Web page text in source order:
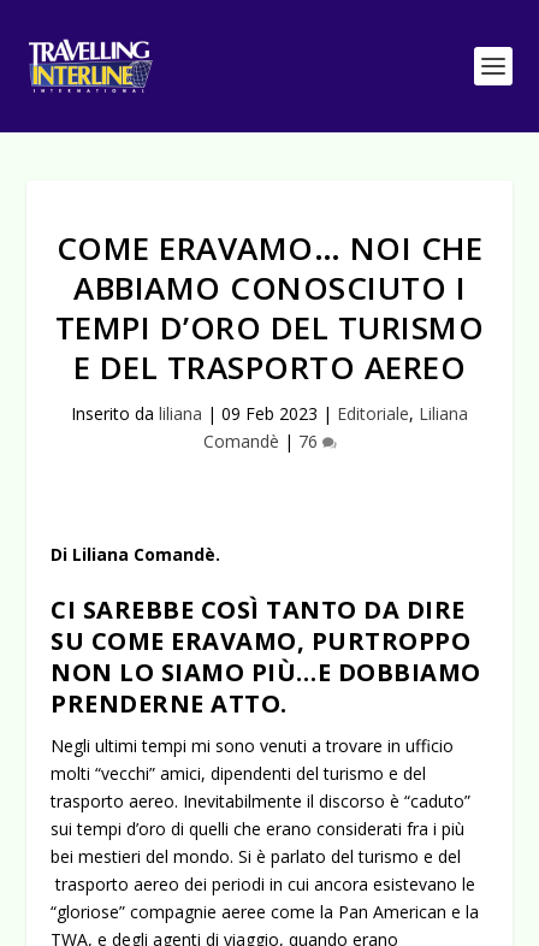
COME ERAVAMO… NOI CHE
ABBIAMO CONOSCIUTO I
TEMPI D’ORO DEL TURISMO
E DEL TRASPORTO AEREO
Inserito da liliana | 09 Feb 2023 | Editoriale, Liliana
Comandè | 76
Di Liliana Comandè.
CI SAREBBE COSÌ TANTO DA DIRE
SU COME ERAVAMO, PURTROPPO
NON LO SIAMO PIÙ…E DOBBIAMO
PRENDERNE ATTO.
Negli ultimi tempi mi sono venuti a trovare in ufficio
molti “vecchi” amici, dipendenti del turismo e del
trasporto aereo. Inevitabilmente il discorso è “caduto”
sui tempi d’oro di quelli che erano considerati fra i più
bei mestieri del mondo. Si è parlato del turismo e del
trasporto aereo dei periodi in cui ancora esistevano le
“gloriose” compagnie aeree come la Pan American e la
TWA, e degli agenti di viaggio, quando erano